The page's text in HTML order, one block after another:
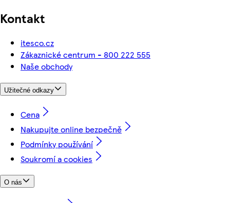
Kontakt
itesco.cz
Zákaznické centrum - 800 222 555
Naše obchody
Užitečné odkazy
Cena
Nakupujte online bezpečně
Podmínky používání
Soukromí a cookies
O nás